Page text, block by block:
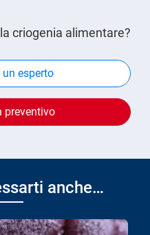
criogenia alimentare?
esperto
preventivo
anche…